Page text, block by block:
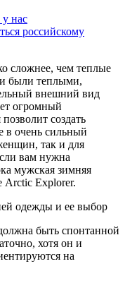
нас
российскому
сложнее, чем теплые
были теплыми,
внешний вид
огромный
создать
в очень сильный
так и для
вам нужна
мужская зимняя
Аrctic Еxplorer.
одежды и ее выбор
быть спонтанной
хотя он и
на